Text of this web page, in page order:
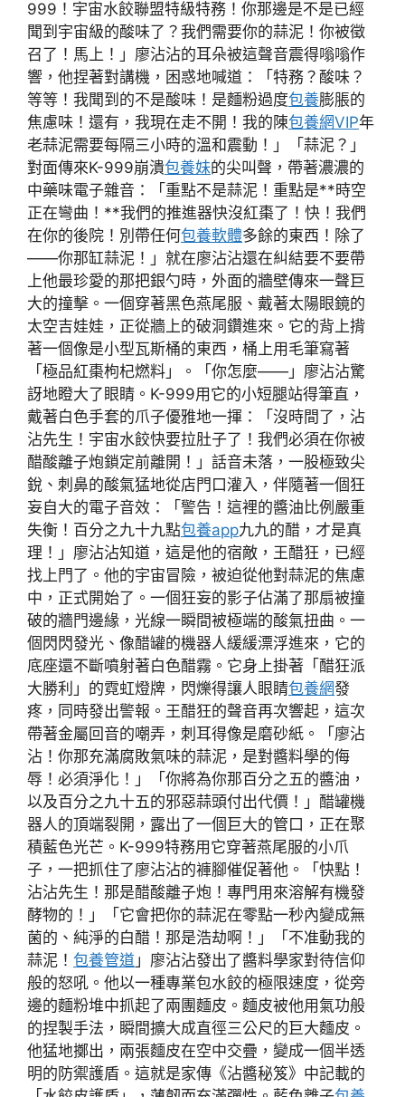
999！宇宙水餃聯盟特級特務！你那邊是不是已經
聞到宇宙級的酸味了？我們需要你的蒜泥！你被徵
召了！馬上！」廖沾沾的耳朵被這聲音震得嗡嗡作
響，他捏著對講機，困惑地喊道：「特務？酸味？
等等！我聞到的不是酸味！是麵粉過度包養膨脹的
焦慮味！還有，我現在走不開！我的陳包養網VIP年
老蒜泥需要每隔三小時的溫和震動！」「蒜泥？」
對面傳來K-999崩潰包養妹的尖叫聲，帶著濃濃的
中藥味電子雜音：「重點不是蒜泥！重點是**時空
正在彎曲！**我們的推進器快沒紅棗了！快！我們
在你的後院！別帶任何包養軟體多餘的東西！除了
——你那缸蒜泥！」就在廖沾沾還在糾結要不要帶
上他最珍愛的那把銀勺時，外面的牆壁傳來一聲巨
大的撞擊。一個穿著黑色燕尾服、戴著太陽眼鏡的
太空吉娃娃，正從牆上的破洞鑽進來。它的背上揹
著一個像是小型瓦斯桶的東西，桶上用毛筆寫著
「極品紅棗枸杞燃料」。「你怎麼——」廖沾沾驚
訝地瞪大了眼睛。K-999用它的小短腿站得筆直，
戴著白色手套的爪子優雅地一揮：「沒時間了，沾
沾先生！宇宙水餃快要拉肚子了！我們必須在你被
醋酸離子炮鎖定前離開！」話音未落，一股極致尖
銳、刺鼻的酸氣猛地從店門口灌入，伴隨著一個狂
妄自大的電子音效：「警告！這裡的醬油比例嚴重
失衡！百分之九十九點包養app九九的醋，才是真
理！」廖沾沾知道，這是他的宿敵，王醋狂，已經
找上門了。他的宇宙冒險，被迫從他對蒜泥的焦慮
中，正式開始了。一個狂妄的影子佔滿了那扇被撞
破的牆門邊緣，光線一瞬間被極端的酸氣扭曲。一
個閃閃發光、像醋罐的機器人緩緩漂浮進來，它的
底座還不斷噴射著白色醋霧。它身上掛著「醋狂派
大勝利」的霓虹燈牌，閃爍得讓人眼睛包養網發
疼，同時發出警報。王醋狂的聲音再次響起，這次
帶著金屬回音的嘲弄，刺耳得像是磨砂紙。「廖沾
沾！你那充滿腐敗氣味的蒜泥，是對醬料學的侮
辱！必須淨化！」「你將為你那百分之五的醬油，
以及百分之九十五的邪惡蒜頭付出代價！」醋罐機
器人的頂端裂開，露出了一個巨大的管口，正在聚
積藍色光芒。K-999特務用它穿著燕尾服的小爪
子，一把抓住了廖沾沾的褲腳催促著他。「快點！
沾沾先生！那是醋酸離子炮！專門用來溶解有機發
酵物的！」「它會把你的蒜泥在零點一秒內變成無
菌的、純淨的白醋！那是浩劫啊！」「不准動我的
蒜泥！ 包養管道 」廖沾沾發出了醬料學家對待信仰
般的怒吼。他以一種專業包水餃的極限速度，從旁
邊的麵粉堆中抓起了兩團麵皮。麵皮被他用氣功般
的捏製手法，瞬間擴大成直徑三公尺的巨大麵皮。
他猛地擲出，兩張麵皮在空中交疊，變成一個半透
明的防禦護盾。這就是家傳《沾醬秘笈》中記載的